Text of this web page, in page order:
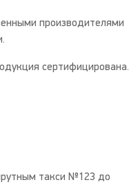
производителями
сертифицирована.
такси №123 до